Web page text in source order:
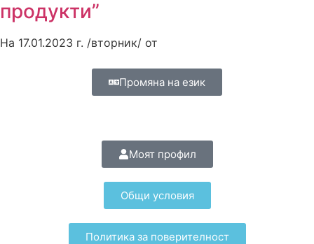
продукти”
На 17.01.2023 г. /вторник/ от
Промяна на език
Моят профил
Общи условия
Политика за поверителност